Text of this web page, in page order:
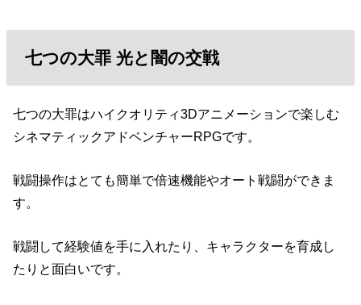
七つの大罪 光と闇の交戦
七つの大罪はハイクオリティ3Dアニメーションで楽しむ
シネマティックアドベンチャーRPGです。
戦闘操作はとても簡単で倍速機能やオート戦闘ができま
す。
戦闘して経験値を手に入れたり、キャラクターを育成し
たりと面白いです。